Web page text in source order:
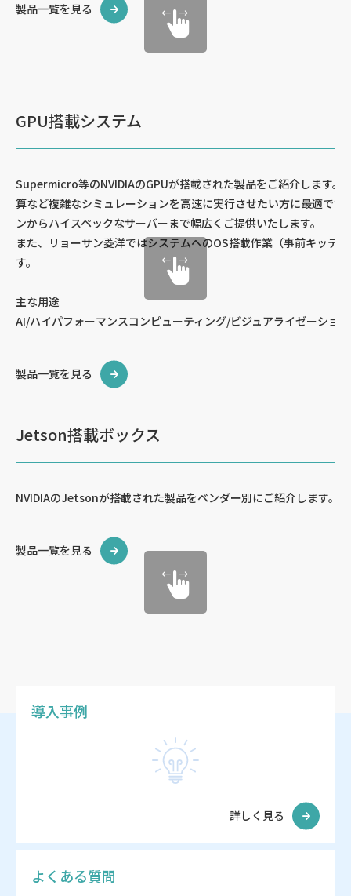
製品一覧を見る
GPU搭載システム
Supermicro等のNVIDIAのGPUが搭載された製品をご紹介します。
算など複雑なシミュレーションを高速に実行させたい方に最適で
ンからハイスペックなサーバーまで幅広くご提供いたします。
また、リョーサン菱洋ではシステムへのOS搭載作業（事前キッテ
す。
主な用途
AI/ハイパフォーマンスコンピューティング/ビジュアライゼーショ
製品一覧を見る
Jetson搭載ボックス
NVIDIAのJetsonが搭載された製品をベンダー別にご紹介します。
製品一覧を見る
導入事例
詳しく見る
よくある質問